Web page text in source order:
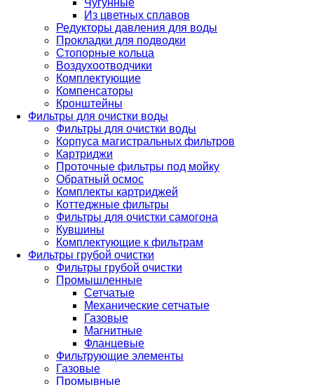
Чугунные
Из цветных сплавов
Редукторы давления для воды
Прокладки для подводки
Стопорные кольца
Воздухоотводчики
Комплектующие
Компенсаторы
Кронштейны
Фильтры для очистки воды
Фильтры для очистки воды
Корпуса магистральных фильтров
Картриджи
Проточные фильтры под мойку
Обратный осмос
Комплекты картриджей
Коттеджные фильтры
Фильтры для очистки самогона
Кувшины
Комплектующие к фильтрам
Фильтры грубой очистки
Фильтры грубой очистки
Промышленные
Сетчатые
Механические сетчатые
Газовые
Магнитные
Фланцевые
Фильтрующие элементы
Газовые
Промывные